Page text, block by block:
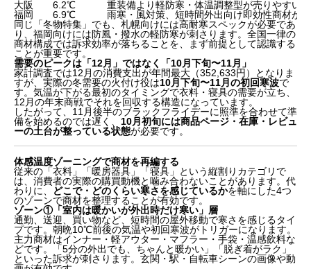
大阪
6.2℃
重装備より軽防寒・体温調整型が売りやすい
福岡
6.9℃
雨寒・風対策、短時間外出向け即効性商材が
同じ「冬物特集」でも、札幌向けには高耐寒スペックが必要であ
り、福岡向けには防風・撥水の軽防寒が刺さります。全国一律の
商材構成では訴求効率が落ちることを、まず前提として認識する
ことが重要です。
需要のピークは「12月」ではなく「10月下旬〜11月」
家計調査では12月の消費支出が年間最大（352,633円）となりま
すが、実際の冬需要の火付け役は10月下旬〜11月の初回寒波で
す。気温が下がる最初のタイミングで衣料・寝具の需要が立ち、
12月の年末商戦でそれを回収する構造になっています。
したがって、11月後半のブラックフライデーに照準を合わせて準
備を始めるのでは遅く、 10月初旬には商品ページ・在庫・レビュ
ーの土台が整っている状態が必要です。
体感温度ゾーニングで商材を再編する
従来の「衣料」「暖房器具」「寝具」という縦割りカテゴリで
は、消費者の実際の購買動機と噛み合わないことがあります。代
わりに、
どこで・どのくらい寒さを感じているかを軸にした4つ
のゾーンで商材を整理することが有効です。
ゾーン①「室内は暖かいが外出時だけ寒い」層
通勤、送迎、買い物など、短時間の屋外移動で寒さを感じるタイ
プです。朝晩10℃前後の気温や初回寒波がトリガーになります。
主力商材はインナー・軽アウター・マフラー・手袋・温感飲料な
どです。「5分の外出でも、ちゃんと暖かい」「脱ぎ着がラク」
といった訴求が刺さります。玄関・駅・自転車シーンの画像や動